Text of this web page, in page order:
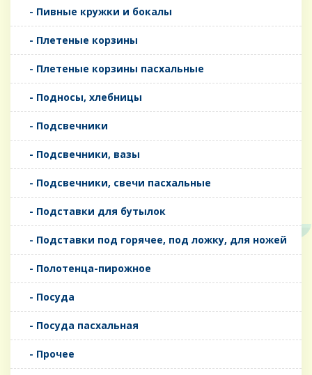
- Пивные кружки и бокалы
- Плетеные корзины
- Плетеные корзины пасхальные
- Подносы, хлебницы
- Подсвечники
- Подсвечники, вазы
- Подсвечники, свечи пасхальные
- Подставки для бутылок
- Подставки под горячее, под ложку, для ножей
- Полотенца-пирожное
- Посуда
- Посуда пасхальная
- Прочее